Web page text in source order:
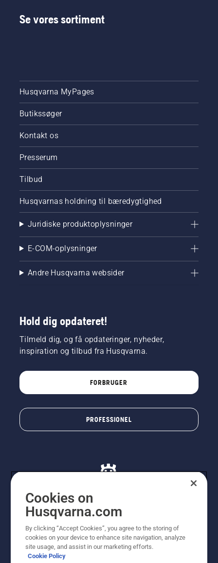
Se vores sortiment
Husqvarna MyPages
Butikssøger
Kontakt os
Presserum
Tilbud
Husqvarnas holdning til bæredygtighed
Juridiske produktoplysninger
E-COM-oplysninger
Andre Husqvarna websider
Hold dig opdateret!
Tilmeld dig, og få opdateringer, nyheder,
inspiration og tilbud fra Husqvarna.
FORBRUGER
PROFESSIONEL
viste priser er vejledende udsalgspriser. Der tages
forbehold for stave- og trykfejl samt prisændringer. Vi
stræber efter at have så nøjagtige oplysningerne på
dette websted som muligt. Alle anførte priser er
Cookies on
Husqvarna.com
By clicking “Accept Cookies”, you agree to the storing of
cookies on your device to enhance site navigation, analyze
site usage, and assist in our marketing efforts.
Cookie Policy